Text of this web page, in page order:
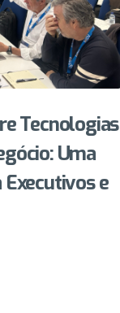
Tecnologias
Uma
e